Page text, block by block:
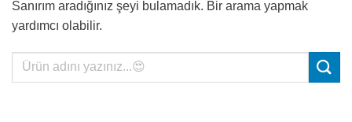
Sanırım aradığınız şeyi bulamadık. Bir arama yapmak
yardımcı olabilir.